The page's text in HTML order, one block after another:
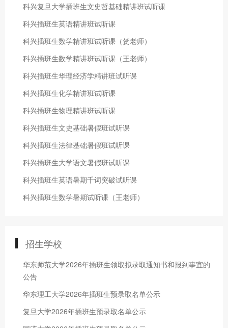
科兴复旦大学插班生文史哲基础精讲班试听课
科兴插班生英语精讲班试听课
科兴插班生数学精讲班试听课（贺老师）
科兴插班生数学精讲班试听课（王老师）
科兴插班生华理经济学精讲班试听课
科兴插班生化学精讲班试听课
科兴插班生物理精讲班试听课
科兴插班生文史基础暑假班试听课
科兴插班生法律基础暑假班试听课
科兴插班生大学语文暑假班试听课
科兴插班生英语暑期千词突破试听课
科兴插班生数学暑期试听课（王老师）
招生学校
华东师范大学2026年插班生领取拟录取通知书和报到事宜的
公告
华东理工大学2026年插班生预录取名单公示
复旦大学2026年插班生预录取名单公示